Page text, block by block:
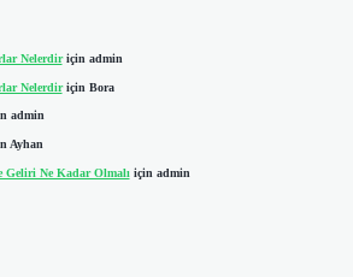
Nelerdiriçin admin
Nelerdiriçin Bora
admin
Ayhan
Geliri Ne Kadar Olmalıiçin admin